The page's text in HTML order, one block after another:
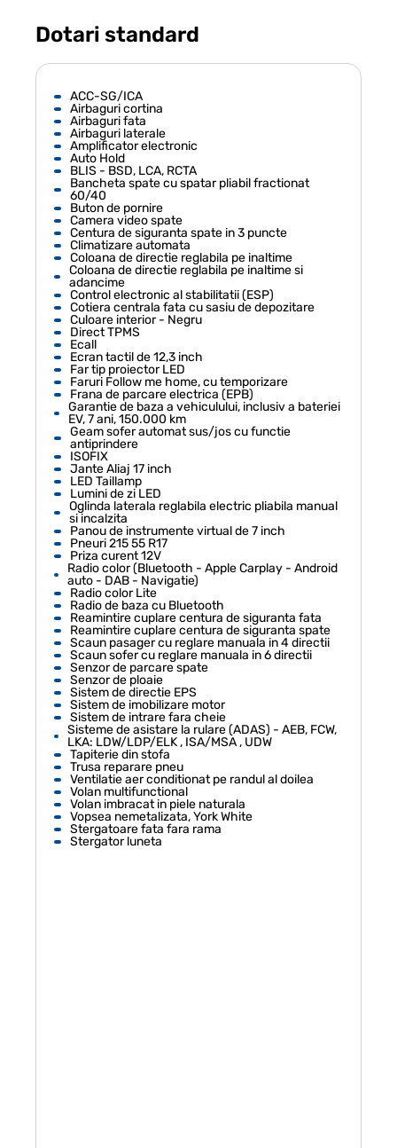
Dotari standard
ACC-SG/ICA
Airbaguri cortina
Airbaguri fata
Airbaguri laterale
Amplificator electronic
Auto Hold
BLIS - BSD, LCA, RCTA
Bancheta spate cu spatar pliabil fractionat
60/40
Buton de pornire
Camera video spate
Centura de siguranta spate in 3 puncte
Climatizare automata
Coloana de directie reglabila pe inaltime
Coloana de directie reglabila pe inaltime si
adancime
Control electronic al stabilitatii (ESP)
Cotiera centrala fata cu sasiu de depozitare
Culoare interior - Negru
Direct TPMS
Ecall
Ecran tactil de 12,3 inch
Far tip proiector LED
Faruri Follow me home, cu temporizare
Frana de parcare electrica (EPB)
Garantie de baza a vehiculului, inclusiv a bateriei
EV, 7 ani, 150.000 km
Geam sofer automat sus/jos cu functie
antiprindere
ISOFIX
Jante Aliaj 17 inch
LED Taillamp
Lumini de zi LED
Oglinda laterala reglabila electric pliabila manual
si incalzita
Panou de instrumente virtual de 7 inch
Pneuri 215 55 R17
Priza curent 12V
Radio color (Bluetooth - Apple Carplay - Android
auto - DAB - Navigatie)
Radio color Lite
Radio de baza cu Bluetooth
Reamintire cuplare centura de siguranta fata
Reamintire cuplare centura de siguranta spate
Scaun pasager cu reglare manuala in 4 directii
Scaun sofer cu reglare manuala in 6 directii
Senzor de parcare spate
Senzor de ploaie
Sistem de directie EPS
Sistem de imobilizare motor
Sistem de intrare fara cheie
Sisteme de asistare la rulare (ADAS) - AEB, FCW,
LKA: LDW/LDP/ELK , ISA/MSA , UDW
Tapiterie din stofa
Trusa reparare pneu
Ventilatie aer conditionat pe randul al doilea
Volan multifunctional
Volan imbracat in piele naturala
Vopsea nemetalizata, York White
Stergatoare fata fara rama
Stergator luneta